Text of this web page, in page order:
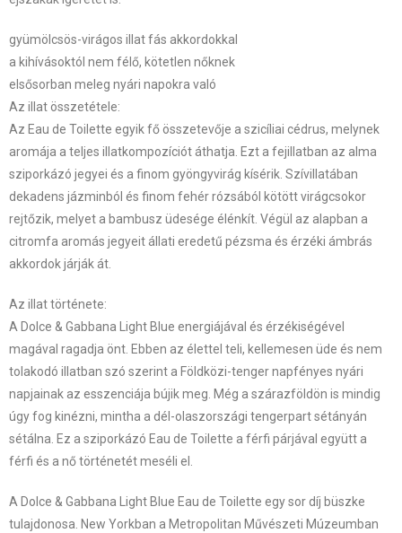
gyümölcsös-virágos illat fás akkordokkal
a kihívásoktól nem félő, kötetlen nőknek
elsősorban meleg nyári napokra való
Az illat összetétele:
Az Eau de Toilette egyik fő összetevője a szicíliai cédrus, melynek
aromája a teljes illatkompozíciót áthatja. Ezt a fejillatban az alma
sziporkázó jegyei és a finom gyöngyvirág kísérik. Szívillatában
dekadens jázminból és finom fehér rózsából kötött virágcsokor
rejtőzik, melyet a bambusz üdesége élénkít. Végül az alapban a
citromfa aromás jegyeit állati eredetű pézsma és érzéki ámbrás
akkordok járják át.
Az illat története:
A Dolce & Gabbana Light Blue energiájával és érzékiségével
magával ragadja önt. Ebben az élettel teli, kellemesen üde és nem
tolakodó illatban szó szerint a Földközi-tenger napfényes nyári
napjainak az esszenciája bújik meg. Még a szárazföldön is mindig
úgy fog kinézni, mintha a dél-olaszországi tengerpart sétányán
sétálna. Ez a sziporkázó Eau de Toilette a férfi párjával együtt a
férfi és a nő történetét meséli el.
A Dolce & Gabbana Light Blue Eau de Toilette egy sor díj büszke
tulajdonosa. New Yorkban a Metropolitan Művészeti Múzeumban